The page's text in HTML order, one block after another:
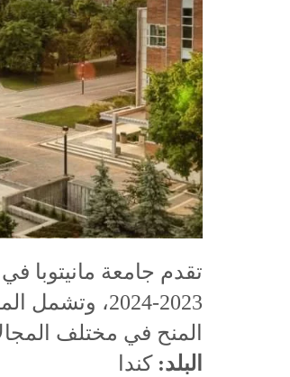
تقدم جامعة مانيتوبا
2023-2024،
المنح في مختلف
البلد: كندا